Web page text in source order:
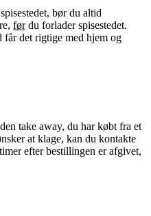
bør du altid
førdu forlader spisestedet.
får det rigtige med hjem og
take away, du har købt fra et
at klage, kan du kontakte
efter bestillingen er afgivet,